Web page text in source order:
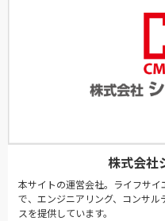
株式会社
本サイトの運営会社。ライフサ
で、エンジニアリング、コンサ
スを提供しています。